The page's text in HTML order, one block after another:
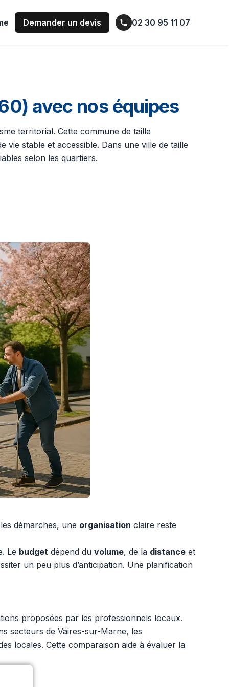
Demander un devis 02 30 95 11 07
avec nos équipes
territorial. Cette commune de taille
vie stable et accessible. Dans une ville de taille
selon les quartiers.
démarches, une organisation claire reste
Le budget dépend du volume, de la distance et
un peu plus d’anticipation. Une planification
proposées par les professionnels locaux.
secteurs de Vaires-sur-Marne, les
locales. Cette comparaison aide à évaluer la